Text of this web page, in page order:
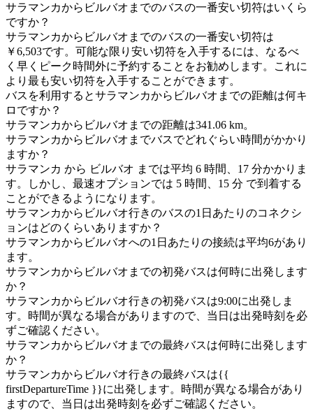
サラマンカからビルバオまでのバスの一番安い切符はいくら
ですか？
サラマンカからビルバオまでのバスの一番安い切符は
￥6,503です。可能な限り安い切符を入手するには、なるべ
く早くピーク時間外に予約することをお勧めします。これに
より最も安い切符を入手することができます。
バスを利用するとサラマンカからビルバオまでの距離は何キ
ロですか？
サラマンカからビルバオまでの距離は341.06 km。
サラマンカからビルバオまでバスでどれぐらい時間がかかり
ますか？
サラマンカ から ビルバオ までは平均 6 時間、17 分かかりま
す。しかし、最速オプションでは 5 時間、15 分 で到着する
ことができるようになります。
サラマンカからビルバオ行きのバスの1日あたりのコネクシ
ョンはどのくらいありますか？
サラマンカからビルバオへの1日あたりの接続は平均6があり
ます。
サラマンカからビルバオまでの初発バスは何時に出発します
か？
サラマンカからビルバオ行きの初発バスは9:00に出発しま
す。時間が異なる場合がありますので、当日は出発時刻を必
ずご確認ください。
サラマンカからビルバオまでの最終バスは何時に出発します
か？
サラマンカからビルバオ行きの最終バスは{{
firstDepartureTime }}に出発します。時間が異なる場合があり
ますので、当日は出発時刻を必ずご確認ください。